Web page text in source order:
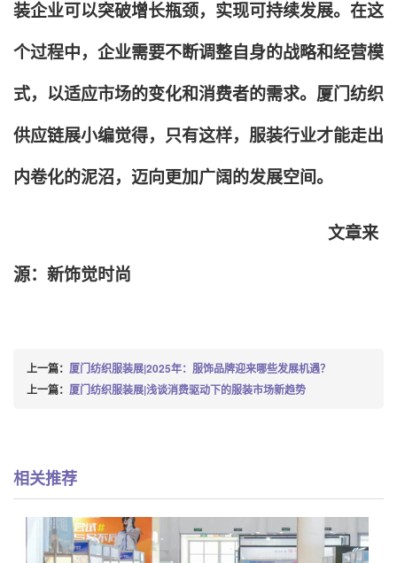
装企业可以突破增长瓶颈，实现可持续发展。在这
个过程中，企业需要不断调整自身的战略和经营模
式，以适应市场的变化和消费者的需求。厦门纺织
供应链展小编觉得，只有这样，服装行业才能走出
内卷化的泥沼，迈向更加广阔的发展空间。
文章来
源：新饰觉时尚
上一篇： 厦门纺织服装展|2025年：服饰品牌迎来哪些发展机遇？
上一篇： 厦门纺织服装展|浅谈消费驱动下的服装市场新趋势
相关推荐